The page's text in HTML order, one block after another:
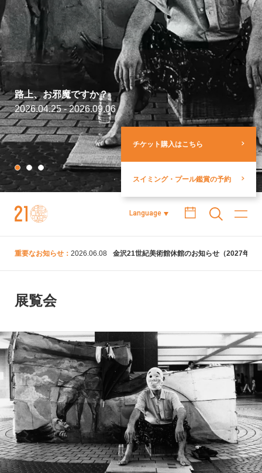
路上、お邪魔ですか？
2026.04.25 - 2026.09.06
Language
チケット購入はこちら
スイミング・プール鑑賞の予約
重要なお知らせ： 2026.06.08 金沢21世紀美術館休館のお知らせ（2027年5
展覧会